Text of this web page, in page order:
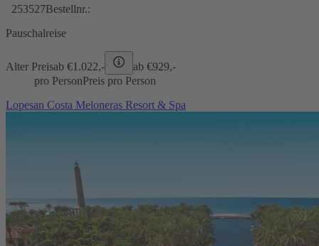
253527Bestellnr.:
Pauschalreise
Alter Preisab €1.022,- ab €929,-
pro PersonPreis pro Person
Lopesan Costa Meloneras Resort & Spa